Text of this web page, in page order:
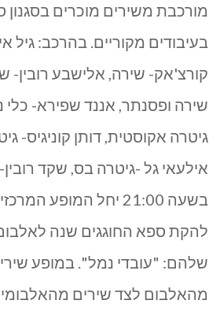
מורכבת משירים מוכרים בסגנון
בעיבודים מקוריים. בהרכב: גיל
קורצ'אק- שירה, אלישבע רובין-
שירה ופסנתר, אננד שפירא- כלי
גיטרה אקוסטית, דותן קוניגיס-
אילעאי גל -גיטרה בס, שקד
בשעה 21:00 יחל המופע
להקת ספא החוגגים שנה
שלהם: "עובדי נמל". במופע
מהאלבום לצד שירים